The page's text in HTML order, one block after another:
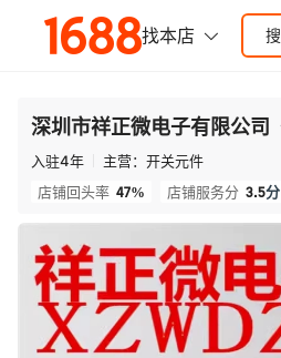
深圳市祥正微电子有限公司
入驻4年 主营： 开关元件
店铺回头率 47% 店铺服务分 3.5分